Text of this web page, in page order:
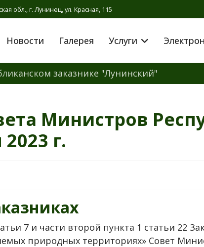
обл., г. Лунинец, ул. Красная, 115
Новости Галерея Услуги
заказнике "Лунинский"
Министров
г.
7 и части второй пункта 1 статьи 22
природных территориях» Совет